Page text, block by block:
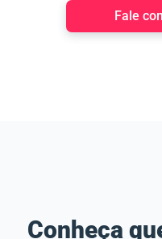
Fale
Conheça